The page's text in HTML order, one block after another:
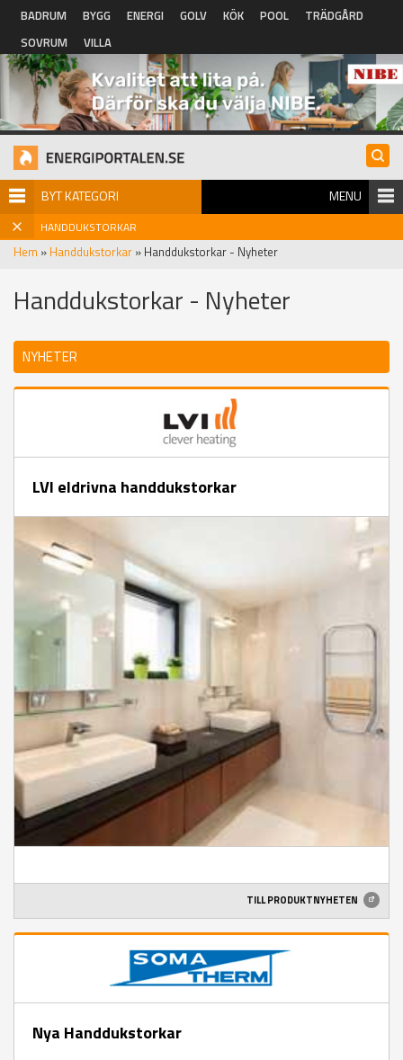
Hoppa till huvudinnehåll
BADRUM BYGG ENERGI GOLV KÖK POOL
TRÄDGÅRD
SOVRUM
VILLA
BYT KATEGORI MENU
HANDDUKSTORKAR
Hem » Handdukstorkar » Handdukstorkar - Nyheter
Handdukstorkar - Nyheter
NYHETER
LVI eldrivna handdukstorkar
TILL PRODUKTNYHETEN
Nya Handdukstorkar